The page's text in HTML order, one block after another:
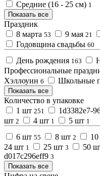
Средние (16 - 25 см) 1
Показать все
Праздник
8 марта 53 9 мая 21
Годовщина свадьбы 60
День рождения 163
Профессиональные
Хэллоуин 6 Школьные
Показать все
Количество в упаковке
1 шт 251 1d3382e7-
шт 2 4 шт 1 5 шт 1
6 шт 55 8 шт 2
24 шт 1 25 шт 3 50
d017c296eff9 3
Показать все